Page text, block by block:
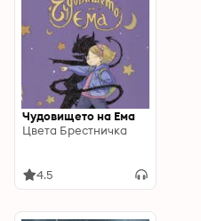
Чудовището на Ема
Цвета Брестничка
4.5